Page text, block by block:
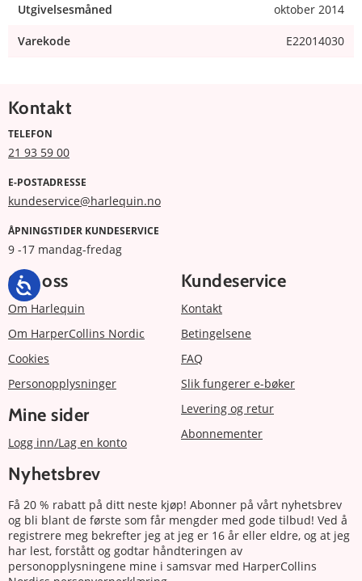
Utgivelsesmåned oktober 2014
Varekode E22014030
Kontakt
TELEFON
21 93 59 00
E-POSTADRESSE
kundeservice@harlequin.no
ÅPNINGSTIDER KUNDESERVICE
9 -17 mandag-fredag
Om oss
Om Harlequin
Om HarperCollins Nordic
Cookies
Personopplysninger
Mine sider
Logg inn/Lag en konto
Kundeservice
Kontakt
Betingelsene
FAQ
Slik fungerer e-bøker
Levering og retur
Abonnementer
Nyhetsbrev
Få 20 % rabatt på ditt neste kjøp! Abonner på vårt nyhetsbrev
og bli blant de første som får mengder med gode tilbud! Ved å
registrere meg bekrefter jeg at jeg er 16 år eller eldre, og at jeg
har lest, forstått og godtar håndteringen av
personopplysningene mine i samsvar med HarperCollins